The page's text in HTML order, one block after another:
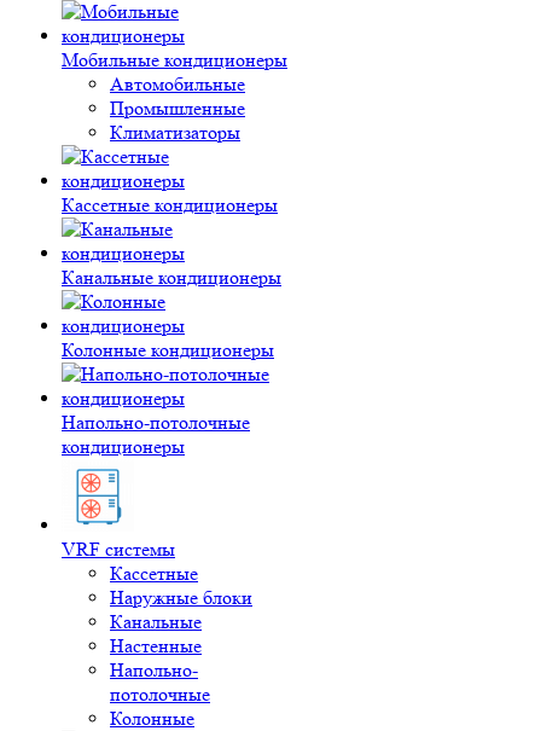
Мобильные кондиционеры
Автомобильные
Промышленные
Климатизаторы
Кассетные кондиционеры
Канальные кондиционеры
Колонные кондиционеры
Напольно-потолочные
кондиционеры
VRF системы
Кассетные
Наружные блоки
Канальные
Настенные
Напольно-
потолочные
Колонные